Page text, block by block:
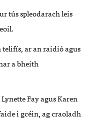
tús spleodarach leis
ar an raidió agus
a bheith
Fay agus Karen
i gcéin, ag craoladh